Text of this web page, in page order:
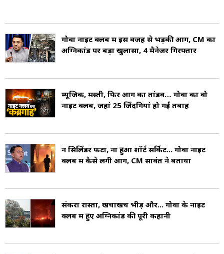
उन्हें गोवा विधान सभा के अध्यक्ष के रूप में चुना गया था.
मनोहर पर्रिकर के निधन के बाद गोवा के मुख्यमंत्री का पद
रिक्त हो गया और इस पद के लिए सावंत को चुना गया.
उन्होंने 19 मार्च 2019 को गोवा के 13वें मुख्यमंत्री के रूप
में शपथ ली (Pramod Sawant Political Career).
सावंत जाति से मराठा हैं. उनकी शादी सुलक्षणा से हुई है,
जो बिचोलिम के श्री शांतादुर्गा हायर सेकेंडरी स्कूल में
Wife). वह भारतीय जनता पार्टी की नेता भी हैं और
वर्तमान में भाजपा महिला मोर्चा की गोवा इकाई की
अध्यक्ष हैं.
गोवा नाइट क्लब में इस वजह से भड़की आग, CM का
अग्निकांड पर बड़ा खुलासा, 4 मैनेजर गिरफ्तार
म्यूजिक, मस्ती, फिर आग का तांडव… गोवा का वो
नाइट क्लब, जहां 25 जिंदगियां हो गईं तबाह
न सिलिंडर फटा, ना हुआ शॉर्ट सर्किट... गोवा नाइट
क्लब में कैसे लगी आग, CM सावंत ने बताया
संकरा रास्ता, खचाखच भीड़ और... गोवा के नाइट
क्लब में हुए अग्निकांड की पूरी कहानी